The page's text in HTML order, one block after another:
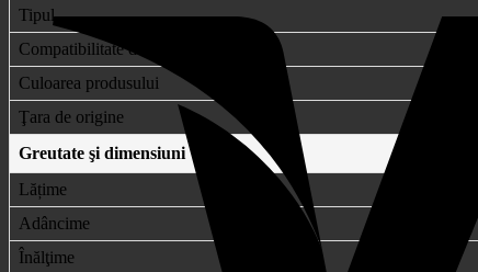
Tipul
Compatibilitate de marca
Culoarea produsului
Ţara de origine
Greutate şi dimensiuni
Lățime
Adâncime
Înălţime